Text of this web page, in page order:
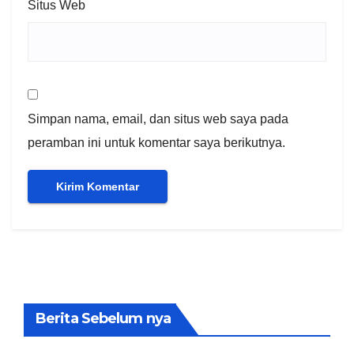
Situs Web
Simpan nama, email, dan situs web saya pada
peramban ini untuk komentar saya berikutnya.
Berita Sebelum nya